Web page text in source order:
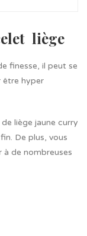
liège
finesse, il peut se
être hyper
liège jaune curry
De plus, vous
à de nombreuses